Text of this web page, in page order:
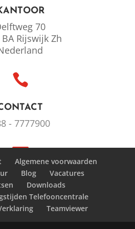
70
BA Rijswijk Zh

- 7777900

MAIL
Algemene voorwaarden
Blog
Vacatures
Downloads
Telefooncentrale
Teamviewer